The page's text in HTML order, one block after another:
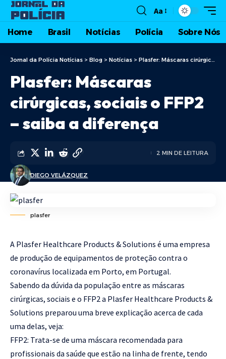
Aa
Home Brasil Notícias Polícia Sobre Nós
Jornal da Polícia Notícias > Blog > Notícias > Plasfer: Máscaras cirúrgicas, sociais o FFP2 – saiba a diferença
Plasfer: Máscaras
cirúrgicas, sociais o FFP2
– saiba a diferença
DIEGO VELÁZQUEZ
2 MIN DE LEITURA
plasfer
A Plasfer Healthcare Products & Solutions é uma empresa
de produção de equipamentos de proteção contra o
coronavírus localizada em Porto, em Portugal.
Sabendo da dúvida da população entre as máscaras
cirúrgicas, sociais e o FFP2 a Plasfer Healthcare Products &
Solutions preparou uma breve explicação acerca de cada
uma delas, veja:
FFP2: Trata-se de uma máscara recomendada para
profissionais da saúde que estão na linha de frente, tendo